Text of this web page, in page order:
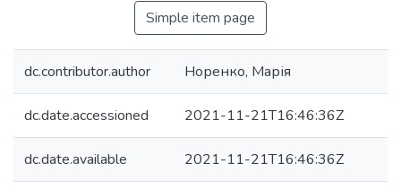
Simple item page
dc.contributor.author Норенко, Марія
dc.date.accessioned 2021-11-21T16:46:36Z
dc.date.available 2021-11-21T16:46:36Z